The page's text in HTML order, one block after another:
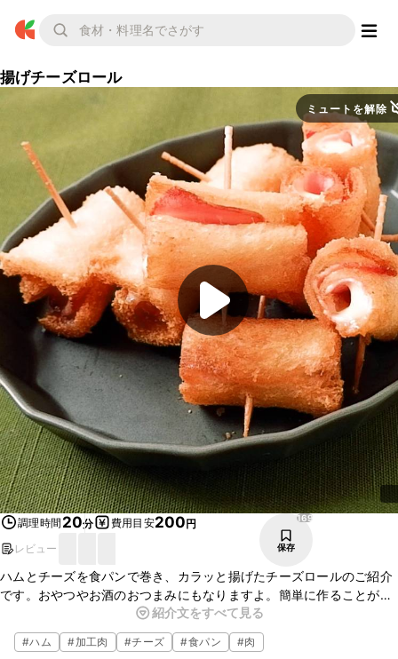
揚げチーズロール
ミュートを解除
調理時間 20分 費用目安200円
レビュー
169
保存
ハムとチーズを食パンで巻き、カラッと揚げたチーズロールのご紹介
です。おやつやお酒のおつまみにもなりますよ。簡単に作ることがで
きますので、ぜひお試しくださいね。
紹介文をすべて見る
#ハム #加工肉 #チーズ #食パン #肉